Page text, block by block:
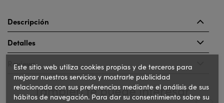
Descripción
Detalles
Reviews
También te puede interesar
Este sitio web utiliza cookies propias y de terceros para
mejorar nuestros servicios y mostrarle publicidad
relacionada con sus preferencias mediante el análisis de sus
hábitos de navegación. Para dar su consentimiento sobre su